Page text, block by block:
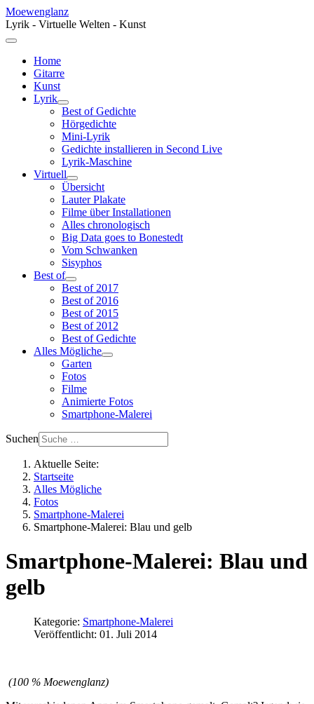
Moewenglanz
Lyrik - Virtuelle Welten - Kunst
Home
Gitarre
Kunst
Lyrik
Best of Gedichte
Hörgedichte
Mini-Lyrik
Gedichte installieren in Second Live
Lyrik-Maschine
Virtuell
Übersicht
Lauter Plakate
Filme über Installationen
Alles chronologisch
Big Data goes to Bonestedt
Vom Schwanken
Sisyphos
Best of
Best of 2017
Best of 2016
Best of 2015
Best of 2012
Best of Gedichte
Alles Mögliche
Garten
Fotos
Filme
Animierte Fotos
Smartphone-Malerei
Suchen
Aktuelle Seite:
Startseite
Alles Mögliche
Fotos
Smartphone-Malerei
Smartphone-Malerei: Blau und gelb
Smartphone-Malerei: Blau und
gelb
Kategorie: Smartphone-Malerei
Veröffentlicht: 01. Juli 2014
(100 % Moewenglanz)